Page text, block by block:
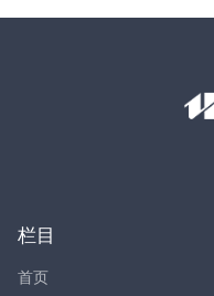
栏目
首页